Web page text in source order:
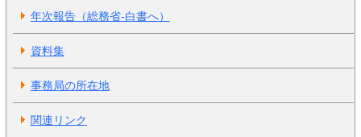
年次報告（総務省-白書へ）
資料集
事務局の所在地
関連リンク